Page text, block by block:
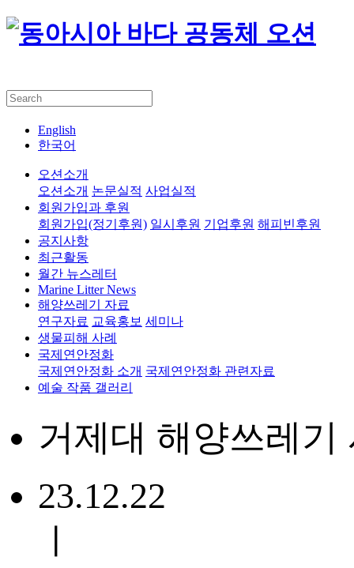
English
한국어
오션소개
오션소개 논문실적 사업실적
회원가입과 후원
회원가입(정기후원) 일시후원 기업후원 해피빈후원
공지사항
최근활동
월간 뉴스레터
Marine Litter News
해양쓰레기 자료
연구자료 교육홍보 세미나
생물피해 사례
국제연안정화
국제연안정화 소개 국제연안정화 관련자료
예술 작품 갤러리
거제대 해양쓰레기
23.12.22